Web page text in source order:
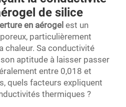
de silice
en aérogel est un
particulièrement
chaleur. Sa conductivité
aptitude à laisser passer
entre 0,018 et
quels facteurs expliquent
thermiques ?